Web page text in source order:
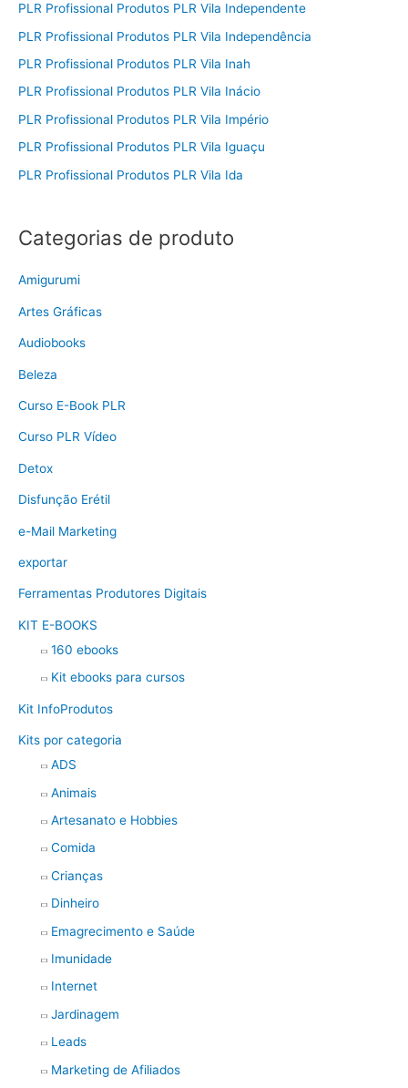
PLR Profissional Produtos PLR Vila Independente
PLR Profissional Produtos PLR Vila Independência
PLR Profissional Produtos PLR Vila Inah
PLR Profissional Produtos PLR Vila Inácio
PLR Profissional Produtos PLR Vila Império
PLR Profissional Produtos PLR Vila Iguaçu
PLR Profissional Produtos PLR Vila Ida
Categorias de produto
Amigurumi
Artes Gráficas
Audiobooks
Beleza
Curso E-Book PLR
Curso PLR Vídeo
Detox
Disfunção Erétil
e-Mail Marketing
exportar
Ferramentas Produtores Digitais
KIT E-BOOKS
160 ebooks
Kit ebooks para cursos
Kit InfoProdutos
Kits por categoria
ADS
Animais
Artesanato e Hobbies
Comida
Crianças
Dinheiro
Emagrecimento e Saúde
Imunidade
Internet
Jardinagem
Leads
Marketing de Afiliados